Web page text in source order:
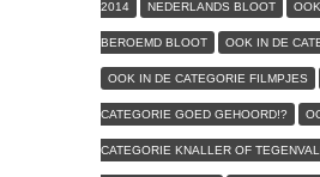
2014 NEDERLANDS BLOOT
BEROEMD BLOOT OOK IN DE
OOK IN DE CATEGORIE FILMPJES
CATEGORIE GOED GEHOORD!?
CATEGORIE KNALLER OF